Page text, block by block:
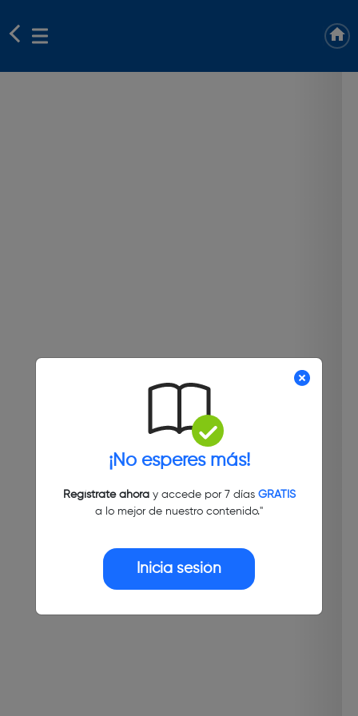
¡No esperes más!
Regístrate ahoray accede por 7 días GRATIS
a lo mejor de nuestro contenido."
Inicia sesión